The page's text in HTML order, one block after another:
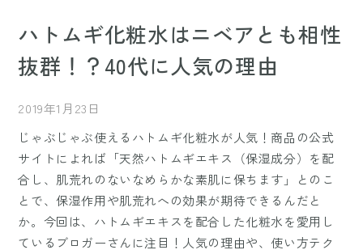
ハトムギ化粧水はニベアとも相性
抜群！？40代に人気の理由
2019年1月23日
じゃぶじゃぶ使えるハトムギ化粧水が人気！商品の公式
サイトによれば「天然ハトムギエキス（保湿成分）を配
合し、肌荒れのないなめらかな素肌に保ちます」とのこ
とで、保湿作用や肌荒れへの効果が期待できるんだと
か。今回は、ハトムギエキスを配合した化粧水を愛用し
ているブロガーさんに注目！人気の理由や、使い方テク